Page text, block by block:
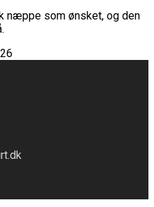
næppe som ønsket, og den